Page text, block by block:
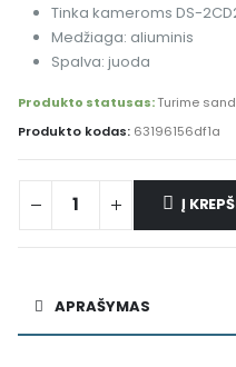
Tinka kameroms DS-
Medžiaga: aliuminis
Spalva: juoda
Produkto statusas:Turime
Produkto kodas: 63196156df1a
Į
Alternative:
APRAŠYMAS